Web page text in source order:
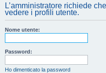
L’amministratore richiede
vedere i profili utente.
Nome utente:
Password:
Ho dimenticato la password